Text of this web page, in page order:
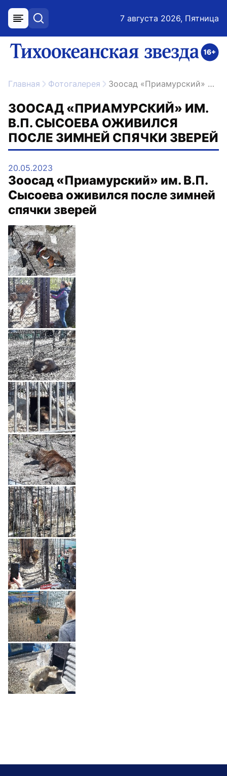
меню поиск 7 августа 2026, Пятница
ссылка на главную
Главная Фотогалерея Зоосад «Приамурский» им. В.П. Сысоева оживился после зимней спячки зверей
ЗООСАД «ПРИАМУРСКИЙ» ИМ.
В.П. СЫСОЕВА ОЖИВИЛСЯ
ПОСЛЕ ЗИМНЕЙ СПЯЧКИ ЗВЕРЕЙ
20.05.2023
Зоосад «Приамурский» им. В.П.
Сысоева оживился после зимней
спячки зверей